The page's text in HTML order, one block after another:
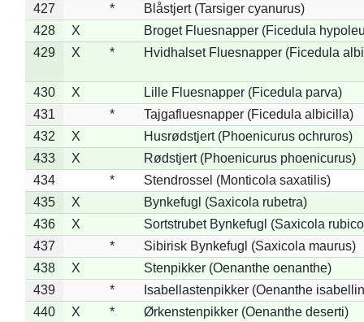
427
*
Blåstjert (Tarsiger cyanurus)
428
X
Broget Fluesnapper (Ficedula
429
X * Hvidhalset Fluesnapper (Ficedula
430 X
Lille Fluesnapper (Ficedula parva)
431
*
Tajgafluesnapper (Ficedula albicilla)
432
X
Husrødstjert (Phoenicurus ochruros)
433
X
Rødstjert (Phoenicurus phoenicurus)
434
*
Stendrossel (Monticola saxatilis)
435
X
Bynkefugl (Saxicola rubetra)
436
X
Sortstrubet Bynkefugl (Saxicola
437
*
Sibirisk Bynkefugl (Saxicola maurus)
438
X
Stenpikker (Oenanthe oenanthe)
439
*
Isabellastenpikker (Oenanthe
440
X *
Ørkenstenpikker (Oenanthe deserti)